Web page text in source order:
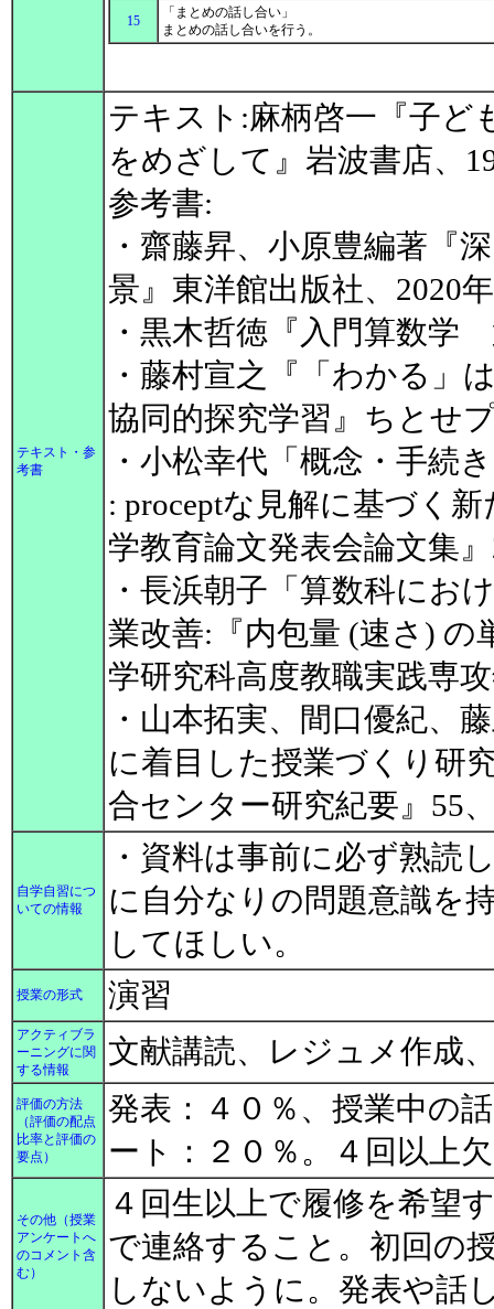
15
「まとめの話し合い」
まとめの話し合いを行う。
テキスト・参
考書
テキスト:麻柄啓一『子ど
をめざして』岩波書店、
参考書:
・齋藤昇、小原豊編著『
景』東洋館出版社、2020
・黒木哲徳『入門算数学
・藤村宣之『「わかる」
協同的探究学習』ちとせ
・小松幸代「概念・手続
: proceptな見解に基づく
学教育論文発表会論文集
・長浜朝子「算数科にお
業改善:『内包量 (速さ) の
学研究科高度教職実践専
・山本拓実、間口優紀、
に着目した授業づくり研
合センター研究紀要』55
自学自習につ
いての情報
・資料は事前に必ず熟読
に自分なりの問題意識を
してほしい。
授業の形式 演習
アクティブラ
ーニングに関
する情報
文献講読、レジュメ作成
評価の方法
（評価の配点
比率と評価の
要点）
発表：４０％、授業中の
ート：２０％。４回以上
その他（授業
アンケートへ
のコメント含
む）
４回生以上で履修を希望
で連絡すること。初回の
しないように。発表や話